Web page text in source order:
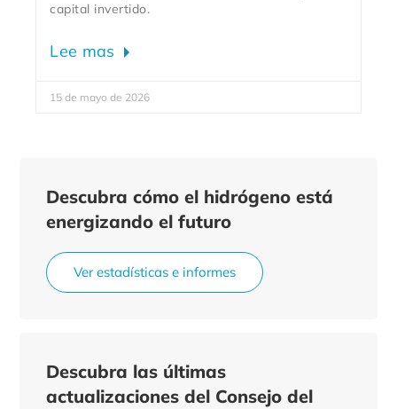
capital invertido.
Lee mas
15 de mayo de 2026
Descubra cómo el hidrógeno está
energizando el futuro
Ver estadísticas e informes
Descubra las últimas
actualizaciones del Consejo del